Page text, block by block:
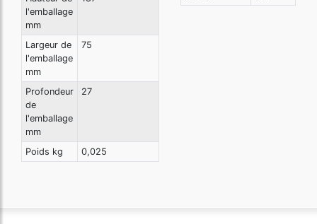
l'emballage
mm
Largeur de
l'emballage
mm
75
Profondeur
de
l'emballage
mm
27
Poids kg 0,025